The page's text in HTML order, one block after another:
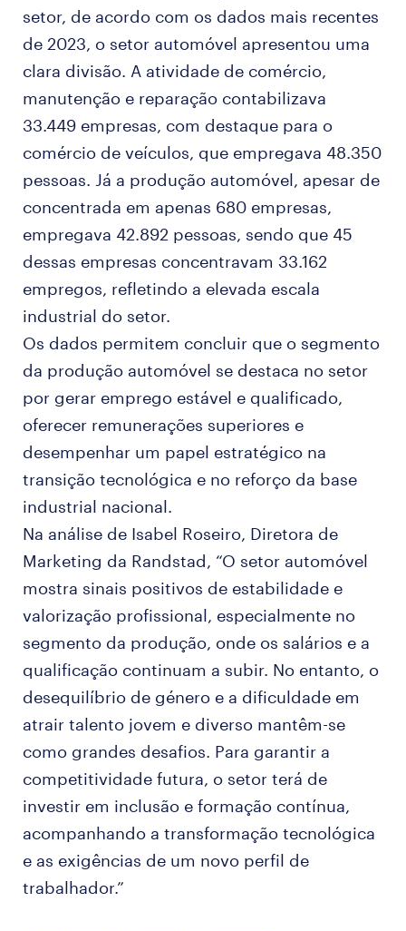
setor, de acordo com os dados mais recentes
de 2023, o setor automóvel apresentou uma
clara divisão. A atividade de comércio,
manutenção e reparação contabilizava
33.449 empresas, com destaque para o
comércio de veículos, que empregava 48.350
pessoas. Já a produção automóvel, apesar de
concentrada em apenas 680 empresas,
empregava 42.892 pessoas, sendo que 45
dessas empresas concentravam 33.162
empregos, refletindo a elevada escala
industrial do setor.
Os dados permitem concluir que o segmento
da produção automóvel se destaca no setor
por gerar emprego estável e qualificado,
oferecer remunerações superiores e
desempenhar um papel estratégico na
transição tecnológica e no reforço da base
industrial nacional.
Na análise de Isabel Roseiro, Diretora de
Marketing da Randstad, “O setor automóvel
mostra sinais positivos de estabilidade e
valorização profissional, especialmente no
segmento da produção, onde os salários e a
qualificação continuam a subir. No entanto, o
desequilíbrio de género e a dificuldade em
atrair talento jovem e diverso mantêm-se
como grandes desafios. Para garantir a
competitividade futura, o setor terá de
investir em inclusão e formação contínua,
acompanhando a transformação tecnológica
e as exigências de um novo perfil de
trabalhador.”